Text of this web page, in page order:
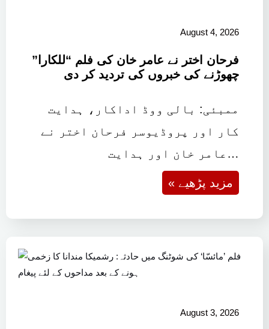
August 4, 2026
فرحان اختر نے عامر خان کی فلم “للکارا”
چھوڑنے کی خبروں کی تردید کر دی
ممبئی: بالی ووڈ اداکار، ہدایت
کار اور پروڈیوسر فرحان اختر نے
عامر خان اور ہدایت…
« مزید پڑھیے
August 3, 2026